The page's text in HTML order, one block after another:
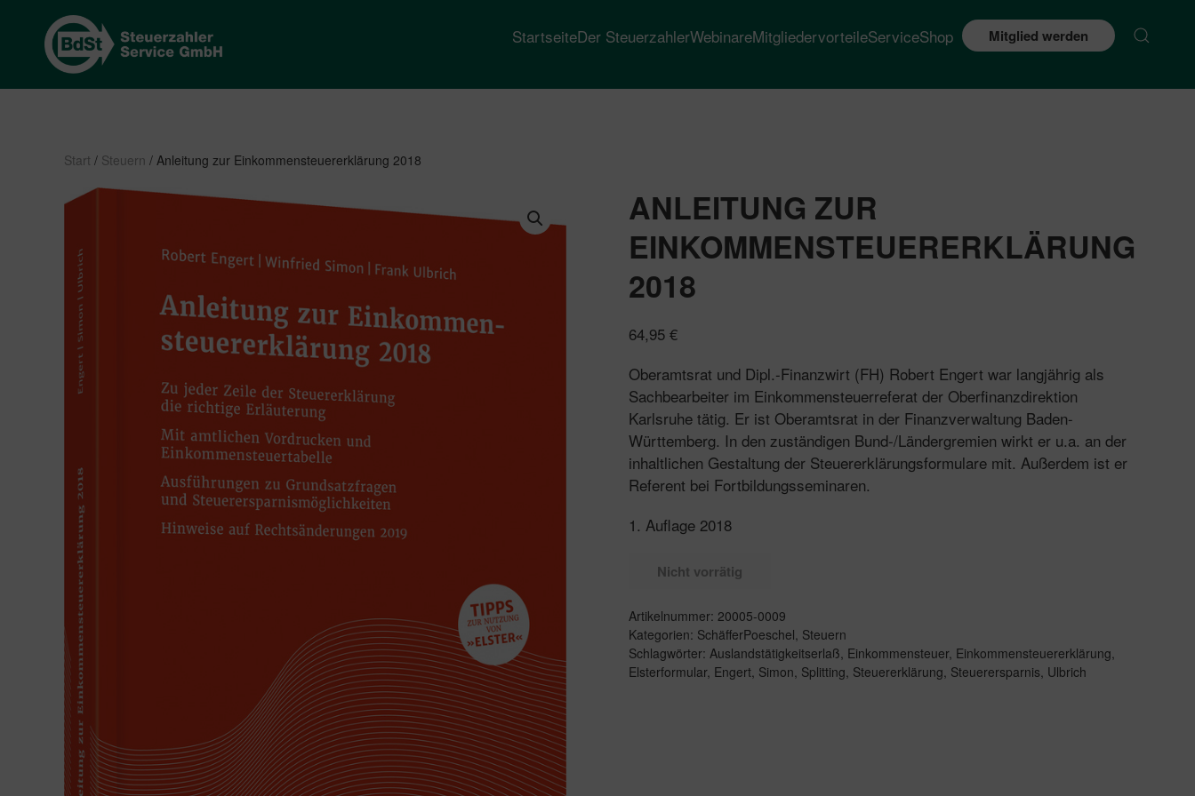
StartseiteDer SteuerzahlerWebinareMitgliedervorteileServiceShop Mitglied werden
Start / Steuern / Anleitung zur Einkommensteuererklärung 2018
ANLEITUNG ZUR
EINKOMMENSTEUERERKLÄRUNG
2018
64,95 €
Oberamtsrat und Dipl.-Finanzwirt (FH) Robert Engert war langjährig als
Sachbearbeiter im Einkommensteuerreferat der Oberfinanzdirektion
Karlsruhe tätig. Er ist Oberamtsrat in der Finanzverwaltung Baden-
Württemberg. In den zuständigen Bund-/Ländergremien wirkt er u.a. an der
inhaltlichen Gestaltung der Steuererklärungsformulare mit. Außerdem ist er
Referent bei Fortbildungsseminaren.
1. Auflage 2018
Nicht vorrätig
Artikelnummer: 20005-0009
Kategorien: SchäfferPoeschel, Steuern
Schlagwörter: Auslandstätigkeitserlaß, Einkommensteuer, Einkommensteuererklärung,
Elsterformular, Engert, Simon, Splitting, Steuererklärung, Steuerersparnis, Ulbrich